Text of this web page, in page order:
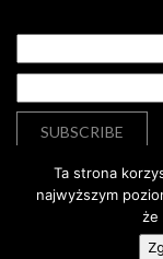
Ta strona
najwyższym
że